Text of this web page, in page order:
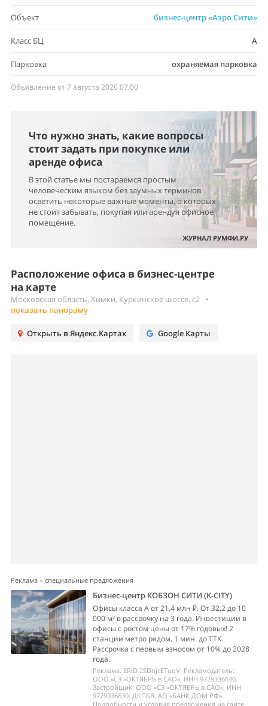
Объект бизнес-центр «Аэро Сити»
Класс БЦ A
Парковка охраняемая парковка
Объявление от 7 августа 2026 07:00
Что нужно знать, какие вопросы
стоит задать при покупке или
аренде офиса
В этой статье мы постараемся простым
человеческим языком без заумных терминов
осветить некоторые важные моменты, о которых
не стоит забывать, покупая или арендуя офисное
помещение.
ЖУРНАЛ РУМФИ.РУ
Расположение офиса в бизнес-центре
на карте
Московская область, Химки, Куркинское шоссе, с2
•
показать панораму
Открыть в Яндекс.Картах Google Карты
Реклама – специальные предложения
Бизнес-центр КОБЗОН СИТИ (K-CITY)
Офисы класса А от 21,4 млн ₽. От 32,2 до 10
000 м² в рассрочку на 3 года. Инвестиции в
офисы с ростом цены от 17% годовых! 2
станции метро рядом, 1 мин. до ТТК.
Рассрочка с первым взносом от 10% до 2028
года.
Реклама. ERID 2SDnjcETuqV. Рекламодатель:
ООО «СЗ «ОКТЯБРЬ в САО», ИНН 9729336630.
Застройщик: ООО «СЗ «ОКТЯБРЬ в САО», ИНН
9729336630. ДКПБВ. АО «БАНК ДОМ РФ».
Подробности и условия предложения на сайте